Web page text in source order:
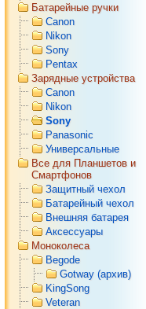
Батарейные ручки
Canon
Nikon
Sony
Pentax
Зарядные устройства
Canon
Nikon
Sony
Panasonic
Универсальные
Все для Планшетов и
Смартфонов
Защитный чехол
Батарейный чехол
Внешняя батарея
Аксессуары
Моноколеса
Begode
Gotway (архив)
KingSong
Veteran